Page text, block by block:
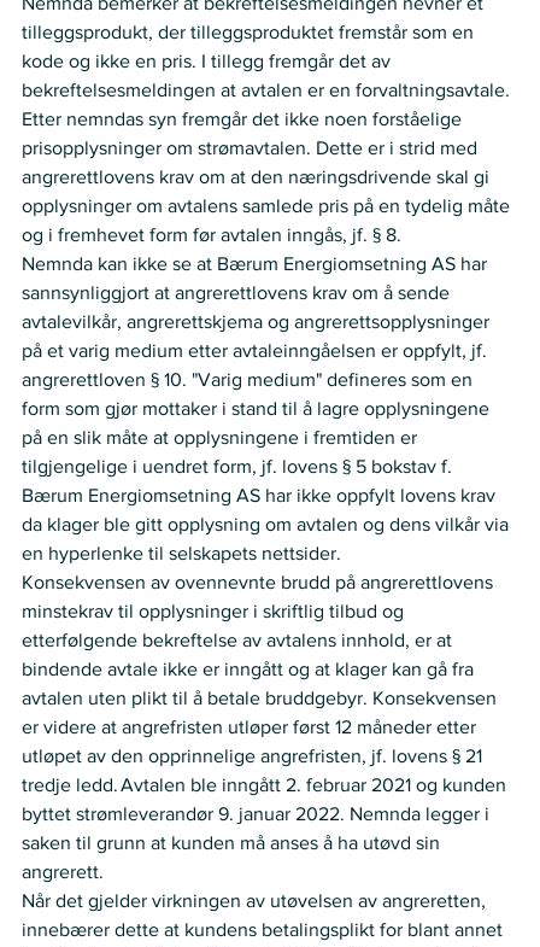
tilleggsprodukt, der tilleggsproduktet fremstår som en
kode og ikke en pris. I tillegg fremgår det av
bekreftelsesmeldingen at avtalen er en forvaltningsavtale.
Etter nemndas syn fremgår det ikke noen forståelige
prisopplysninger om strømavtalen. Dette er i strid med
angrerettlovens krav om at den næringsdrivende skal gi
opplysninger om avtalens samlede pris på en tydelig måte
og i fremhevet form før avtalen inngås, jf. § 8.
Nemnda kan ikke se at Bærum Energiomsetning AS har
sannsynliggjort at angrerettlovens krav om å sende
avtalevilkår, angrerettskjema og angrerettsopplysninger
på et varig medium etter avtaleinngåelsen er oppfylt, jf.
angrerettloven § 10. "Varig medium" defineres som en
form som gjør mottaker i stand til å lagre opplysningene
på en slik måte at opplysningene i fremtiden er
tilgjengelige i uendret form, jf. lovens § 5 bokstav f.
Bærum Energiomsetning AS har ikke oppfylt lovens krav
da klager ble gitt opplysning om avtalen og dens vilkår via
en hyperlenke til selskapets nettsider.
Konsekvensen av ovennevnte brudd på angrerettlovens
minstekrav til opplysninger i skriftlig tilbud og
etterfølgende bekreftelse av avtalens innhold, er at
bindende avtale ikke er inngått og at klager kan gå fra
avtalen uten plikt til å betale bruddgebyr. Konsekvensen
er videre at angrefristen utløper først 12 måneder etter
utløpet av den opprinnelige angrefristen, jf. lovens § 21
tredje ledd. Avtalen ble inngått 2. februar 2021 og kunden
byttet strømleverandør 9. januar 2022. Nemnda legger i
saken til grunn at kunden må anses å ha utøvd sin
angrerett.
Når det gjelder virkningen av utøvelsen av angreretten,
innebærer dette at kundens betalingsplikt for blant annet